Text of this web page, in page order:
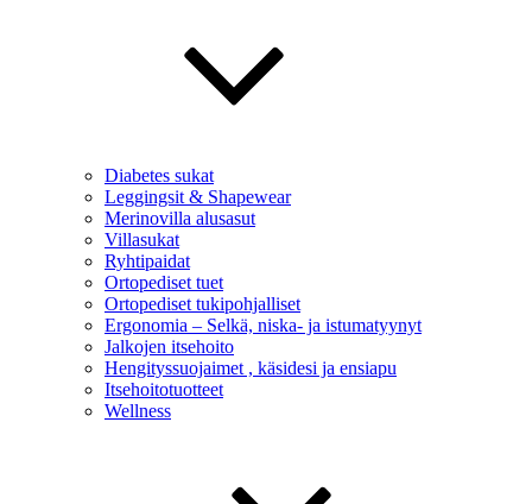
Diabetes sukat
Leggingsit & Shapewear
Merinovilla alusasut
Villasukat
Ryhtipaidat
Ortopediset tuet
Ortopediset tukipohjalliset
Ergonomia – Selkä, niska- ja istumatyynyt
Jalkojen itsehoito
Hengityssuojaimet , käsidesi ja ensiapu
Itsehoitotuotteet
Wellness